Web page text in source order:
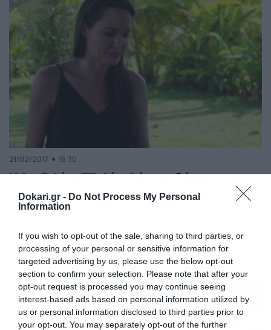
Dokari.gr - Do Not Process My Personal
Information
If you wish to opt-out of the sale, sharing to third parties, or
processing of your personal or sensitive information for
targeted advertising by us, please use the below opt-out
section to confirm your selection. Please note that after your
opt-out request is processed you may continue seeing
interest-based ads based on personal information utilized by
us or personal information disclosed to third parties prior to
your opt-out. You may separately opt-out of the further
21/02/2017 16:30
Η Αντζελίνα Τζολί μιλάει με δάκρυα στα
μάτια για το χωρισμό της από τον Μπραντ
(vid)
μετά τον επεισοδιακό της χωρισμό. Η Αμερικανίδα
τόνισε πως είναι μια πολύ δύσκολη εποχή για αυτή, αλλά
προσπαθεί πολύ για τα παιδιά της που χρειάζονται
τώρα περισσότερο τη μητέρα τους κοντά. Η ίδια είπε
ότι μπορεί να χώρισε με το σύζυγο της αλλά πάντα θα
είναι […]